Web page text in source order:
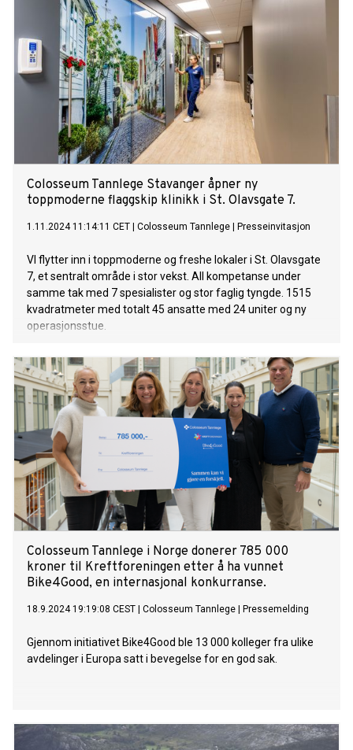
Colosseum Tannlege Stavanger åpner ny
toppmoderne flaggskip klinikk i St. Olavsgate 7.
1.11.2024 11:14:11 CET Colosseum Tannlege Presseinvitasjon
VI flytter inn i toppmoderne og freshe lokaler i St. Olavsgate
7, et sentralt område i stor vekst. All kompetanse under
samme tak med 7 spesialister og stor faglig tyngde. 1515
kvadratmeter med totalt 45 ansatte med 24 uniter og ny
operasjonsstue.
Colosseum Tannlege i Norge donerer 785 000
kroner til Kreftforeningen etter å ha vunnet
Bike4Good, en internasjonal konkurranse.
18.9.2024 19:19:08 CEST Colosseum Tannlege Pressemelding
Gjennom initiativet Bike4Good ble 13 000 kolleger fra ulike
avdelinger i Europa satt i bevegelse for en god sak.